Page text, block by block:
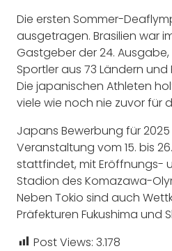
Die ersten Sommer-
ausgetragen. Brasilien war
Gastgeber der 24.
Sportler aus 73 Ländern
Die japanischen Athleten
viele wie noch nie zuvor für
Japans Bewerbung für
Veranstaltung vom 15. bis
stattfindet, mit Eröffnungs-
Stadion des Komazawa-
Neben Tokio sind auch
Präfekturen Fukushima und
Post Views: 3.178